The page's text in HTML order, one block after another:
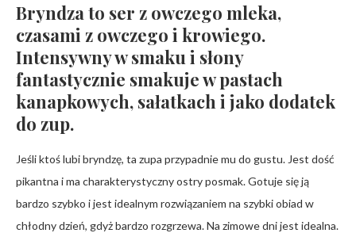
Bryndza to ser z owczego mleka,
czasami z owczego i krowiego.
Intensywny w smaku i słony
fantastycznie smakuje w pastach
kanapkowych, sałatkach i jako dodatek
do zup.
Jeśli ktoś lubi bryndzę, ta zupa przypadnie mu do gustu. Jest dość
pikantna i ma charakterystyczny ostry posmak. Gotuje się ją
bardzo szybko i jest idealnym rozwiązaniem na szybki obiad w
chłodny dzień, gdyż bardzo rozgrzewa. Na zimowe dni jest idealna.